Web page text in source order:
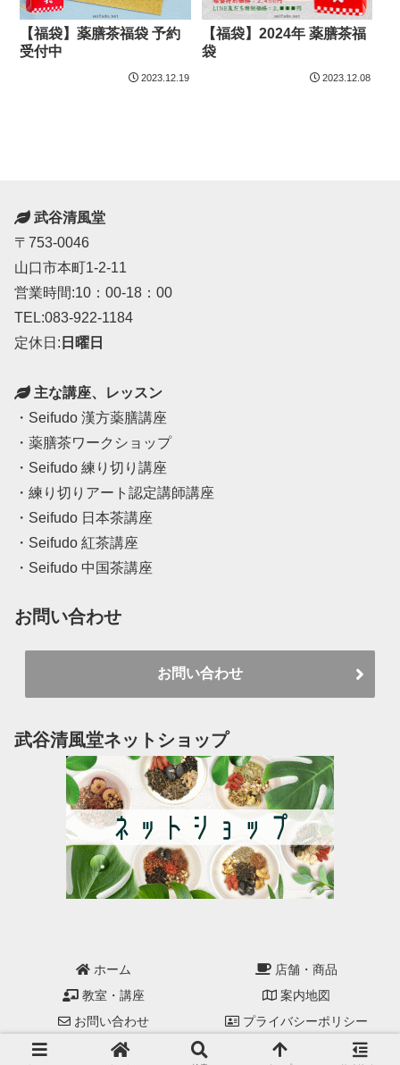
【福袋】薬膳茶福袋 予約
受付中
2023.12.19
【福袋】2024年 薬膳茶福
袋
2023.12.08
武谷清風堂
〒753-0046
山口市本町1-2-11
営業時間:10：00-18：00
TEL:083-922-1184
定休日: 日曜日
主な講座、レッスン
・Seifudo 漢方薬膳講座
・薬膳茶ワークショップ
・Seifudo 練り切り講座
・練り切りアート認定講師講座
・Seifudo 日本茶講座
・Seifudo 紅茶講座
・Seifudo 中国茶講座
お問い合わせ
お問い合わせ
武谷清風堂ネットショップ
ホーム
店舗・商品
教室・講座
案内地図
お問い合わせ
プライバシーポリシー
© 2000-2026 seifudo.net.